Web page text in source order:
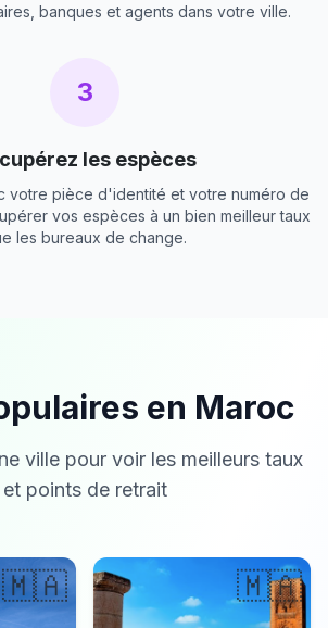
banques et agents dans votre ville.
3
les espèces
votre pièce d'identité et votre numéro de
vos espèces à un bien meilleur taux
les bureaux de change.
en Maroc
ville pour voir les meilleurs taux
et points de retrait
🇲🇦 🇲🇦